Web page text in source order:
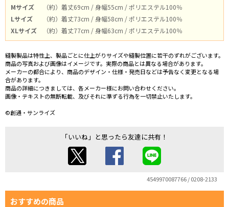
Mサイズ
（約）着丈69cm / 身幅55cm / ポリエステル100％
Lサイズ
（約）着丈73cm / 身幅58cm / ポリエステル100％
XLサイズ
（約）着丈77cm / 身幅63cm / ポリエステル100％
縫製製品は特性上、製品ごとに仕上がりサイズや縫製位置に若干のずれがございます。
商品の写真および画像はイメージです。実際の商品とは異なる場合があります。
メーカーの都合により、商品のデザイン・仕様・発売日などは予告なく変更となる場
合があります。
商品の詳細につきましては、各メーカー様にお問い合わせください。
画像・テキストの無断転載、及びそれに準ずる行為を一切禁止いたします。
©創通・サンライズ
「いいね」と思ったら友達に共有！
4549970087766 / 0208-2133
おすすめの商品